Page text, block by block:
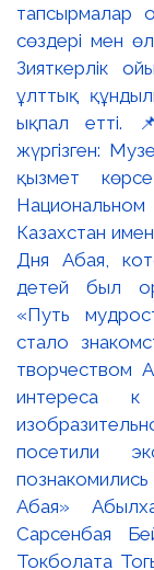
тапсырмалар
сөздері мен
Зияткерлік
ұлттық
ықпал етті.
жүргізген:
қызмет
Казахстан
Дня Абая,
детей был
«Путь
стало
творчеством
интереса к
посетили
Абая»
Сарсенбая
Токболата